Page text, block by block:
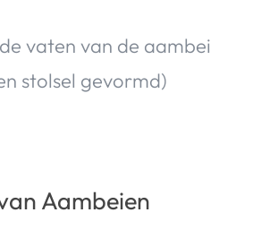
vaten van de aambei
stolsel gevormd)
Aambeien